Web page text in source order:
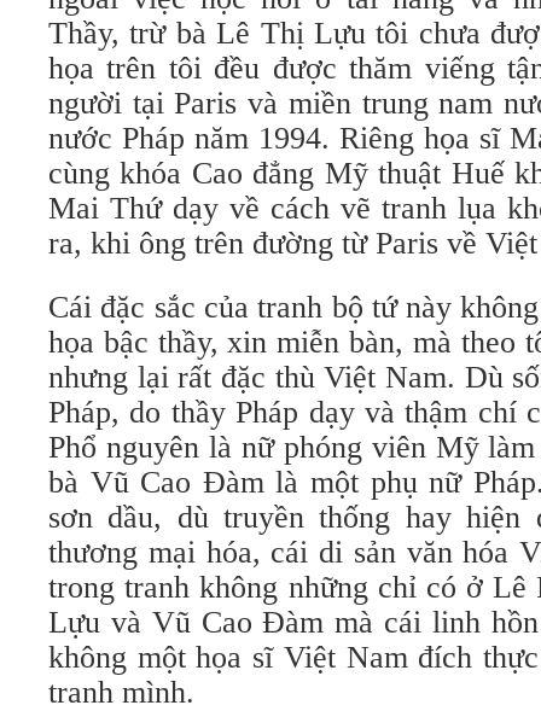
Thầy, trừ bà Lê Thị Lựu tôi chưa
họa trên tôi đều được thăm viếng
người tại Paris và miền trung nam
nước Pháp năm 1994. Riêng họa sĩ
cùng khóa Cao đẳng Mỹ thuật Huế
Mai Thứ dạy về cách vẽ tranh lụa
ra, khi ông trên đường từ Paris về
Cái đặc sắc của tranh bộ tứ này
họa bậc thầy, xin miễn bàn, mà theo
nhưng lại rất đặc thù Việt Nam. Dù
Pháp, do thầy Pháp dạy và thậm chí
Phổ nguyên là nữ phóng viên Mỹ
bà Vũ Cao Đàm là một phụ nữ
sơn dầu, dù truyền thống hay
thương mại hóa, cái di sản văn hóa
trong tranh không những chỉ có ở
Lựu và Vũ Cao Đàm mà cái linh
không một họa sĩ Việt Nam đích
tranh mình.